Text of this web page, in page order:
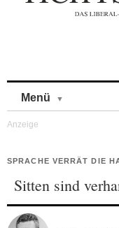
Menü
SPRACHE VERRÄT DIE
Sitten sind